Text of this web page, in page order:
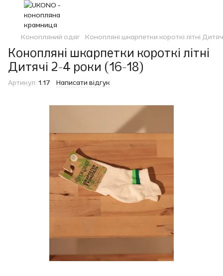
Конопляний одяг Конопляні шкарпетки короткі літні
Конопляні шкарпетки короткі літні
Дитячі 2-4 роки (16-18)
Артикул: 1.17 Написати відгук